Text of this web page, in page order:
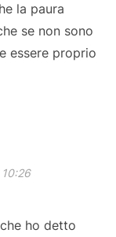
la paura
se non sono
essere proprio
ho detto